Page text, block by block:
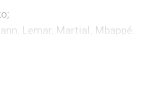
Lemar, Martial, Mbappé.